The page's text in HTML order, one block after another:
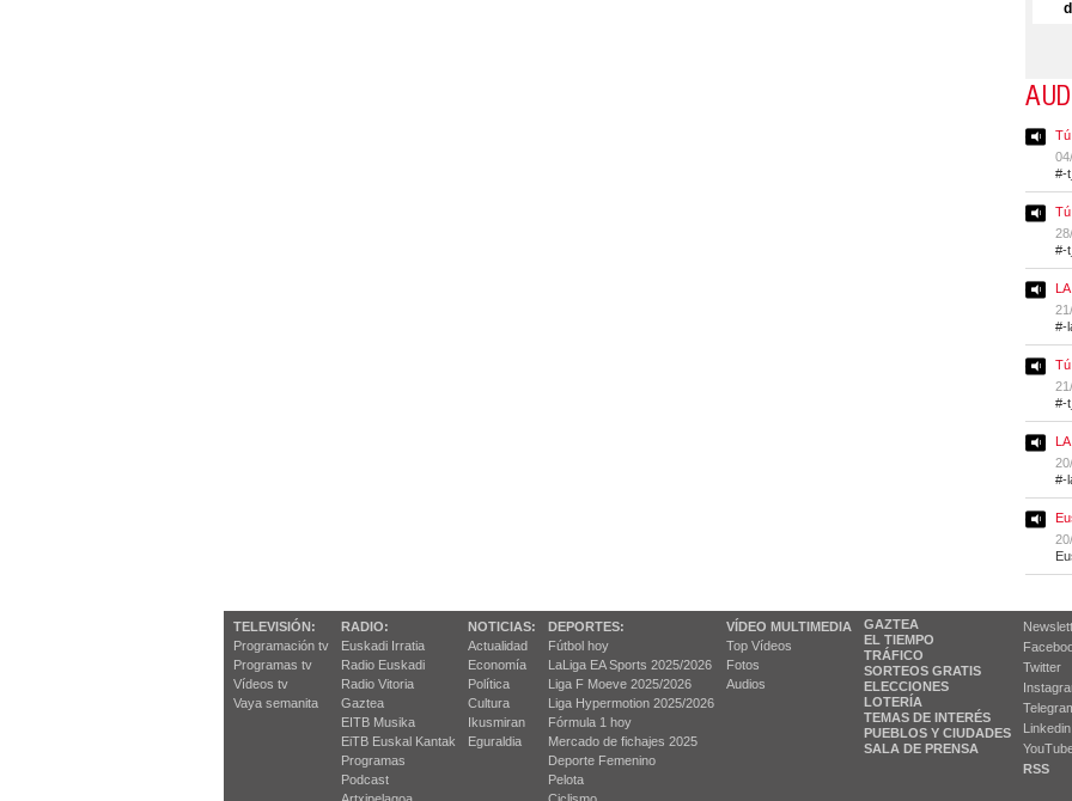
#-
#-
#-
#-
#-
TELEVISIÓN:
Programación tv
Programas tv
Vídeos tv
Vaya semanita
RADIO:
Euskadi Irratia
Radio Euskadi
Radio Vitoria
Gaztea
EITB Musika
EiTB Euskal Kantak
Programas
Podcast
NOTICIAS:
Actualidad
Economía
Política
Cultura
Ikusmiran
Eguraldia
DEPORTES:
Fútbol hoy
LaLiga EA Sports 2025/2026
Liga F Moeve 2025/2026
Liga Hypermotion 2025/2026
Fórmula 1 hoy
Mercado de fichajes 2025
Deporte Femenino
Pelota
VÍDEO MULTIMEDIA
Top Vídeos
Fotos
Audios
GAZTEA
EL TIEMPO
TRÁFICO
SORTEOS GRATIS
ELECCIONES
LOTERÍA
TEMAS DE INTERÉS
PUEBLOS Y CIUDADES
SALA DE PRENSA
Twitter
Linkedin
RSS